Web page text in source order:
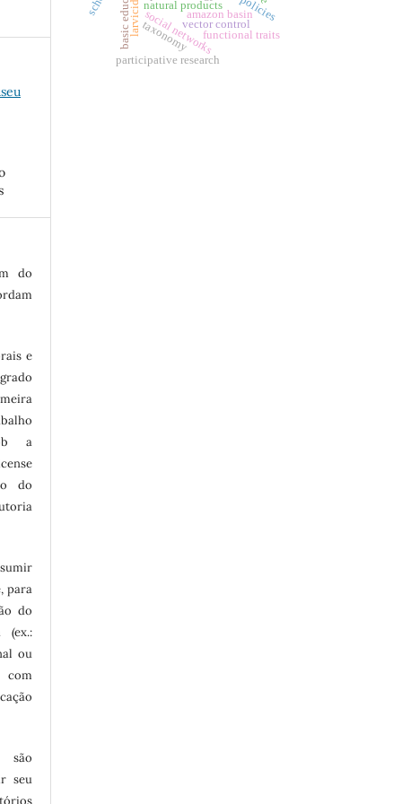
do
e
a
do
para
do
(ex.:
ou
são
seu
vector control
natural products
social networks
participative research
amazon basin
taxonomy functional traits